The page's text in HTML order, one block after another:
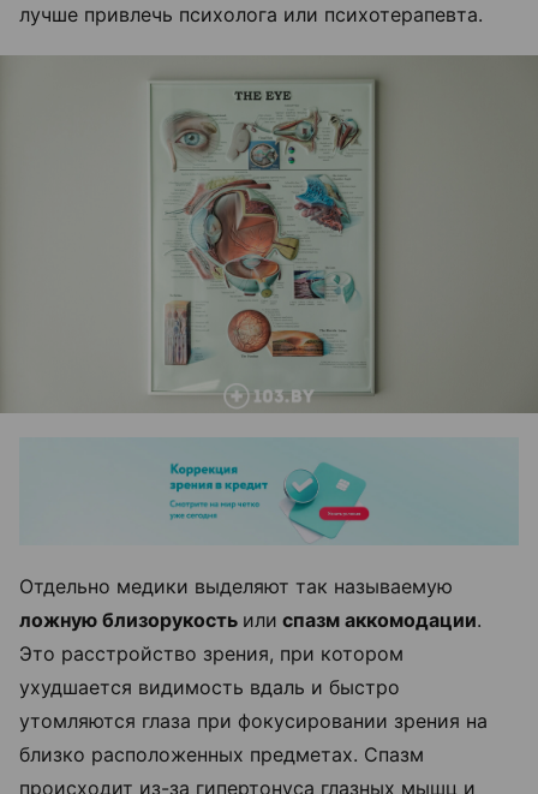
лучше привлечь психолога или психотерапевта.
Отдельно медики выделяют так называемую
ложную близорукость или спазм аккомодации.
Это расстройство зрения, при котором
ухудшается видимость вдаль и быстро
утомляются глаза при фокусировании зрения на
близко расположенных предметах. Спазм
происходит из-за гипертонуса глазных мышц и